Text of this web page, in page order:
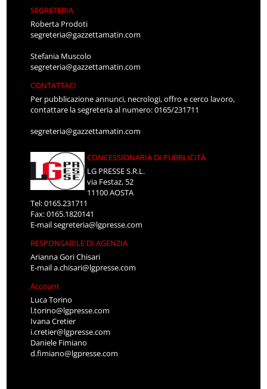
SEGRETERIA
Roberta Prodoti
segreteria@gazzettamatin.com
Stefania Muscolo
segreteria@gazzettamatin.com
CONTATTACI
Per pubblicazione annunci, necrologi, offro e cerco lavoro,
contattare la segreteria al numero: 0165/231711
segreteria@gazzettamatin.com
CONCESSIONARIA DI PUBBLICITÀ
LG PRESSE S.R.L.
via Festaz, 52
11100 AOSTA
Tel: 0165.231711
Fax: 0165.1820141
E-mailsegreteria@lgpresse.com
RESPONSABILE DI AGENZIA
Arianna Gori Chisari
E-maila.chisari@lgpresse.com
Account
Luca Torino
l.torino@lgpresse.com
Ivana Cretier
i.cretier@lgpresse.com
Daniele Fimiano
d.fimiano@lgpresse.com